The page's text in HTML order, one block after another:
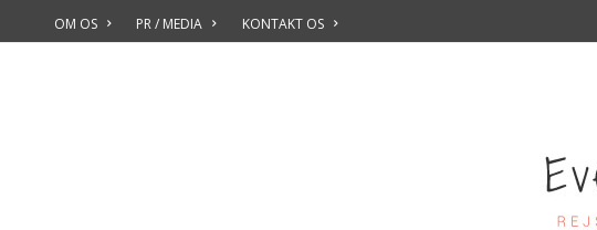
OM OS PR / MEDIA KONTAKT OS